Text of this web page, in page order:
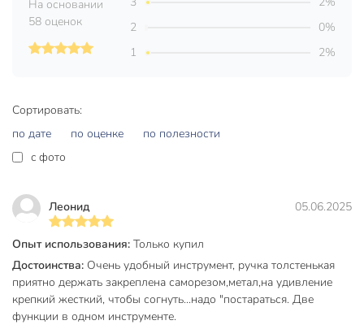
Сортировать:
по дате
по оценке
по полезности
c фото
Леонид 05.06.2025
Опыт использования: Только купил
Достоинства: Очень удобный инструмент, ручка толстенькая
приятно держать закреплена саморезом,метал,на удивление
крепкий жесткий, чтобы согнуть...надо "постараться. Две
функции в одном инструменте.
На основании
58 оценок
2
0%
1
2%